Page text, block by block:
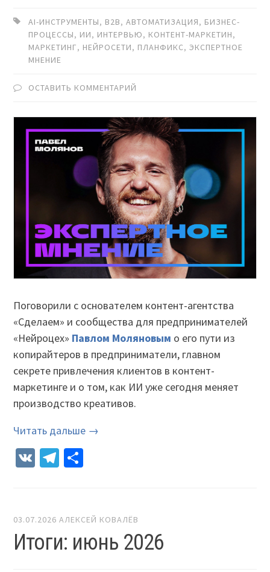
AI-ИНСТРУМЕНТЫ, B2B,АВТОМАТИЗАЦИЯ, БИЗНЕС-
ПРОЦЕССЫ, ИИ, ИНТЕРВЬЮ, КОНТЕНТ-МАРКЕТИН,
МАРКЕТИНГ, НЕЙРОСЕТИ, ПЛАНФИКС,ЭКСПЕРТНОЕ
МНЕНИЕ
ОСТАВИТЬ КОММЕНТАРИЙ
Поговорили с основателем контент-агентства
«Сделаем» и сообщества для предпринимателей
«Нейроцех» Павлом Моляновым о его пути из
копирайтеров в предприниматели, главном
секрете привлечения клиентов в контент-
маркетинге и о том, как ИИ уже сегодня меняет
производство креативов.
Читать дальше →
VK Telegram
03.07.2026 АЛЕКСЕЙ КОВАЛЁВ
Итоги: июнь 2026